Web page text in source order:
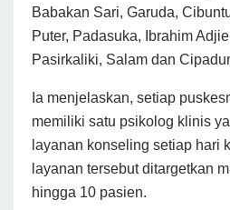
Babakan Sari, Garuda,
Puter, Padasuka, Ibrahim
Pasirkaliki, Salam dan
Ia menjelaskan, setiap
memiliki satu psikolog klinis
layanan konseling setiap hari
layanan tersebut ditargetkan
hingga 10 pasien.